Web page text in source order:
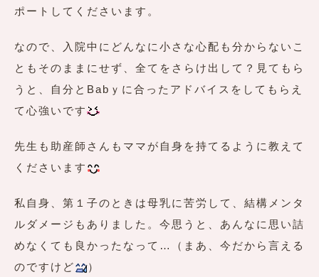
ポートしてくださいます。
なので、入院中にどんなに小さな心配も分からないこ
ともそのままにせず、全てをさらけ出して？見てもら
うと、自分とBabｙに合ったアドバイスをしてもらえ
て心強いです
先生も助産師さんもママが自身を持てるように教えて
くださいます
私自身、第１子のときは母乳に苦労して、結構メンタ
ルダメージもありました。今思うと、あんなに思い詰
めなくても良かったなって…（まあ、今だから言える
のですけど
）